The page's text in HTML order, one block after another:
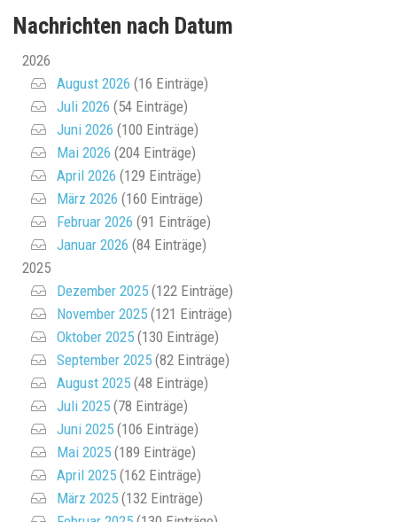
Nachrichten nach Datum
2026
August 2026 (16 Einträge)
Juli 2026 (54 Einträge)
Juni 2026 (100 Einträge)
Mai 2026 (204 Einträge)
April 2026 (129 Einträge)
März 2026 (160 Einträge)
Februar 2026 (91 Einträge)
Januar 2026 (84 Einträge)
2025
Dezember 2025 (122 Einträge)
November 2025 (121 Einträge)
Oktober 2025 (130 Einträge)
September 2025 (82 Einträge)
August 2025 (48 Einträge)
Juli 2025 (78 Einträge)
Juni 2025 (106 Einträge)
Mai 2025 (189 Einträge)
April 2025 (162 Einträge)
März 2025 (132 Einträge)